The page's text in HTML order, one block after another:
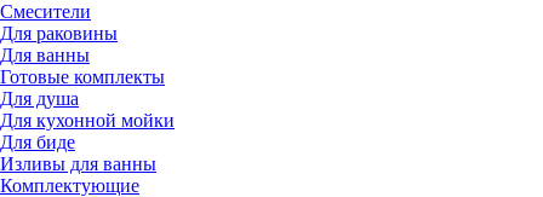
Смесители
Для раковины
Для ванны
Готовые комплекты
Для душа
Для кухонной мойки
Для биде
Изливы для ванны
Комплектующие